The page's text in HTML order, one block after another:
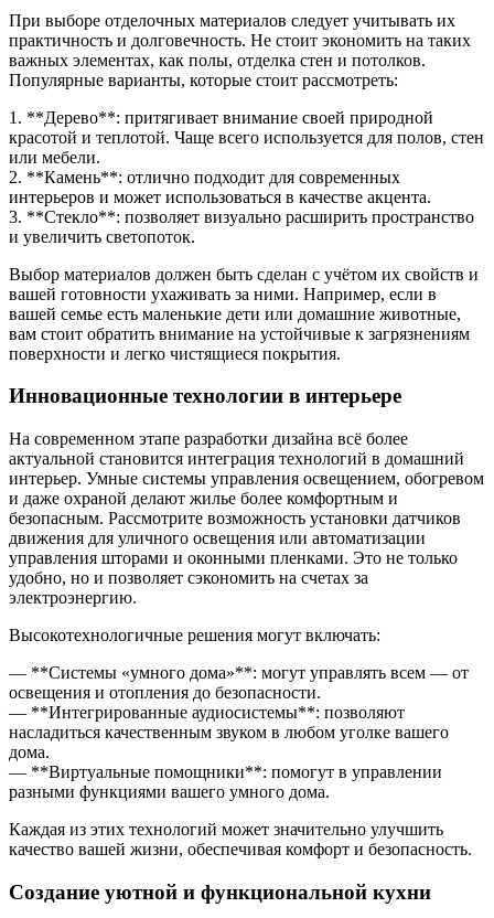
При выборе отделочных материалов следует учитывать их
практичность и долговечность. Не стоит экономить на таких
важных элементах, как полы, отделка стен и потолков.
Популярные варианты, которые стоит рассмотреть:
1. **Дерево**: притягивает внимание своей природной
красотой и теплотой. Чаще всего используется для полов, стен
или мебели.
2. **Камень**: отлично подходит для современных
интерьеров и может использоваться в качестве акцента.
3. **Стекло**: позволяет визуально расширить пространство
и увеличить светопоток.
Выбор материалов должен быть сделан с учётом их свойств и
вашей готовности ухаживать за ними. Например, если в
вашей семье есть маленькие дети или домашние животные,
вам стоит обратить внимание на устойчивые к загрязнениям
поверхности и легко чистящиеся покрытия.
Инновационные технологии в интерьере
На современном этапе разработки дизайна всё более
актуальной становится интеграция технологий в домашний
интерьер. Умные системы управления освещением, обогревом
и даже охраной делают жилье более комфортным и
безопасным. Рассмотрите возможность установки датчиков
движения для уличного освещения или автоматизации
управления шторами и оконными пленками. Это не только
удобно, но и позволяет сэкономить на счетах за
электроэнергию.
Высокотехнологичные решения могут включать:
— **Системы «умного дома»**: могут управлять всем — от
освещения и отопления до безопасности.
— **Интегрированные аудиосистемы**: позволяют
насладиться качественным звуком в любом уголке вашего
дома.
— **Виртуальные помощники**: помогут в управлении
разными функциями вашего умного дома.
Каждая из этих технологий может значительно улучшить
качество вашей жизни, обеспечивая комфорт и безопасность.
Создание уютной и функциональной кухни